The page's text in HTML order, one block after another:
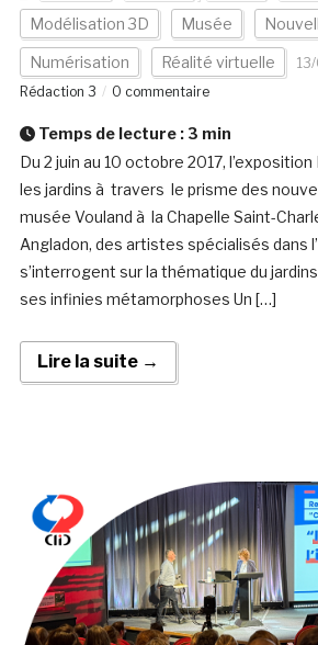
Modélisation 3D Musée
Numérisation Réalité virtuelle
Rédaction 3
0 commentaire
Temps de lecture : 3 min
Du 2 juin au 10 octobre 2017,
les jardins à travers le prisme des
musée Vouland à la Chapelle Saint-
Angladon, des artistes spécialisés dans
s’interrogent sur la thématique du
ses infinies métamorphoses Un […]
Lire la suite →